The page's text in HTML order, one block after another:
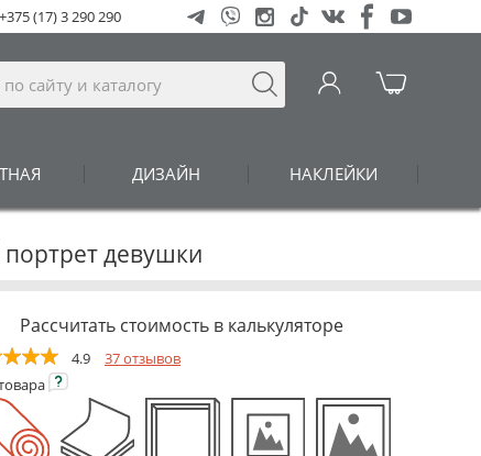
ДИЗАЙН НАКЛЕЙКИ
+375 (17) 3 290 290
девушки
Рассчитать стоимость в калькуляторе
4.9
37 отзывов